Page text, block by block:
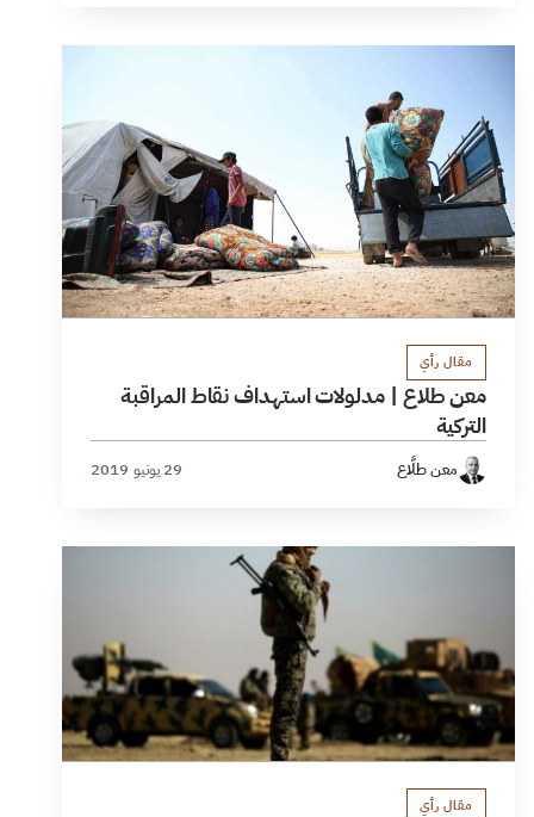
مقال رأي
معن طلاع | مدلولات استهداف نقاط المراقبة
التركية
معن طلَّاع 29 يونيو 2019
مقال رأي